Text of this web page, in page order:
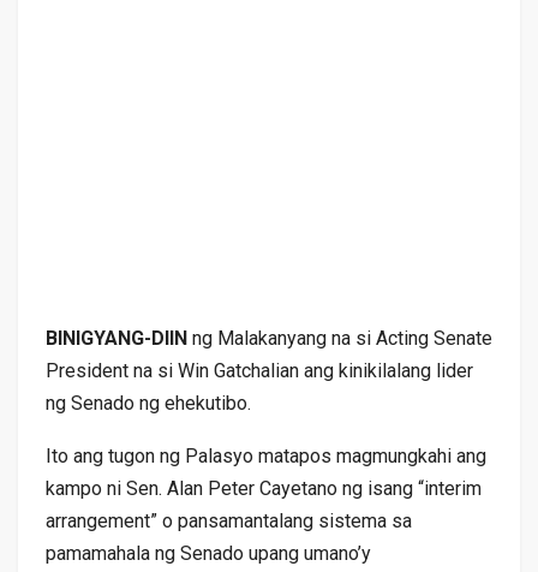
BINIGYANG-DIINng Malakanyang na si Acting Senate
President na si Win Gatchalian ang kinikilalang lider
ng Senado ng ehekutibo.
Ito ang tugon ng Palasyo matapos magmungkahi ang
kampo ni Sen. Alan Peter Cayetano ng isang “interim
arrangement” o pansamantalang sistema sa
pamamahala ng Senado upang umano’y